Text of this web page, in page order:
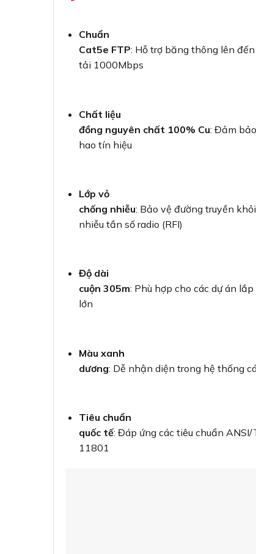
Chuẩn
Cat5e FTP: Hỗ trợ băng thông lên
tải 1000Mbps
Chất liệu
đồng nguyên chất 100% Cu: Đảm
hao tín hiệu
Lớp vỏ
chống nhiễu: Bảo vệ đường truyền
nhiễu tần số radio (RFI)
Độ dài
cuộn 305m: Phù hợp cho các dự án
lớn
Màu xanh
dương: Dễ nhận diện trong hệ thống
Tiêu chuẩn
quốc tế: Đáp ứng các tiêu chuẩn
11801